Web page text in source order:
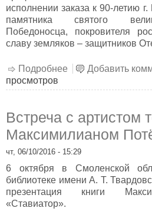
исполнении заказа к 90-летию
памятника святого
Победоносца, покровителя
славу земляков – защитников
Подробнее о Вручены
Добавить
просмотров
Встреча с артистом
Максимилианом
чт, 06/10/2016 - 15:29
6 октября в Смоленской
библиотеке имени А. Т.
презентация книги
«Ставиатор».